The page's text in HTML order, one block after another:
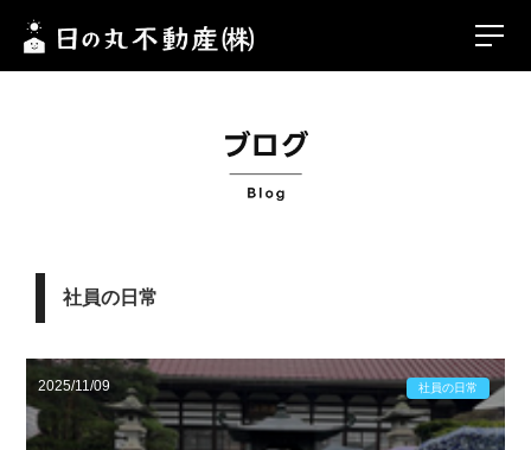
社員の日常
2025/11/09 社員の日常